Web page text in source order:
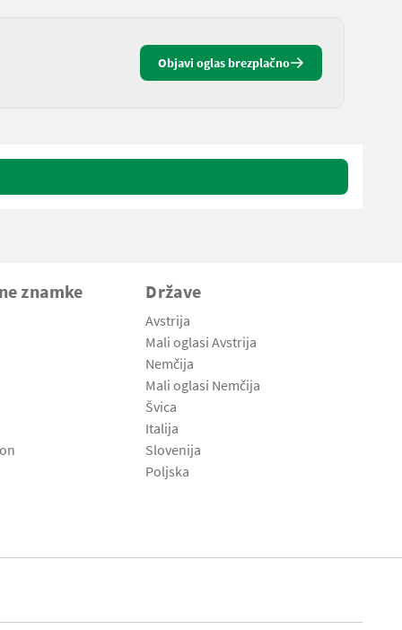
Objavi oglas brezplačno
znamke Države
Avstrija
Mali oglasi Avstrija
Nemčija
Mali oglasi Nemčija
Švica
Italija
Slovenija
Poljska